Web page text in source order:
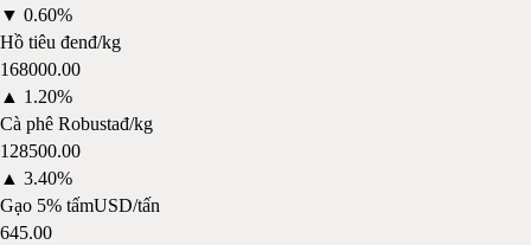
▼ 0.60%
Hồ tiêu đenđ/kg
168000.00
▲ 1.20%
Cà phê Robustađ/kg
128500.00
▲ 3.40%
Gạo 5% tấmUSD/tấn
645.00